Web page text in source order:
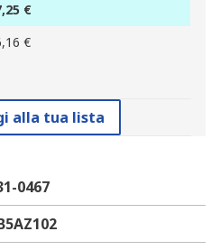
€
€
alla tua lista
0467